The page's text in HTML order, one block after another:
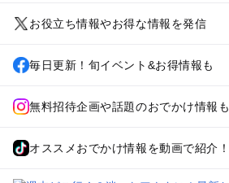
お役立ち情報やお得な情報を発信
毎日更新！旬イベント&お得情報も
無料招待企画や話題のおでかけ情報も
オススメおでかけ情報を動画で紹介！